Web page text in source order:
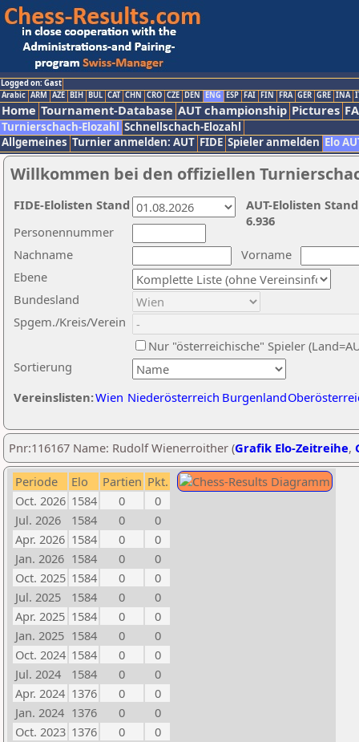
Logged on: Gast
Arabic ARM AZE BIH BUL CAT CHN CRO CZE DEN ENG ESP FAI FIN FRA GER GRE INA
Home Tournament-Database AUT championship Pictures
Turnierschach-Elozahl Schnellschach-Elozahl
Allgemeines Turnier anmelden: AUT FIDE Spieler anmelden Elo
Willkommen bei den offiziellen
Nachname
Vorname
Ebene
Sortierung
Personennummer
Bundesland
Spgem./Kreis/Verein
Nur "österreichische" Spieler
Vereinslisten:Wien Niederösterreich Burgenland
AUT-Elolisten
6.936
FIDE-Elolisten Stand
Pnr:116167 Name: Rudolf Wienerroither (Grafik Elo-Zeitreihe,
Periode Elo Partien Pkt.
Oct. 2026 1584 0
0
Jul. 2026
1584 0
0
Apr. 2026 1584 0
0
Jan. 2026 1584 0
0
Oct. 2025 1584 0
0
Jul. 2025
1584 0
0
Apr. 2025 1584 0
0
Jan. 2025 1584 0
0
Oct. 2024 1584 0
0
Jul. 2024
1584 0
0
Apr. 2024 1376 0
0
Jan. 2024 1376 0
0
Oct. 2023 1376 0
0